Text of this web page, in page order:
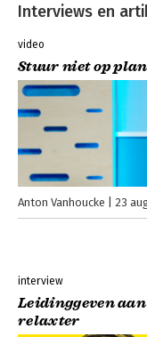
Interviews en
video
Stuur niet op
Anton Vanhoucke 23
interview
Leidinggeven
relaxter